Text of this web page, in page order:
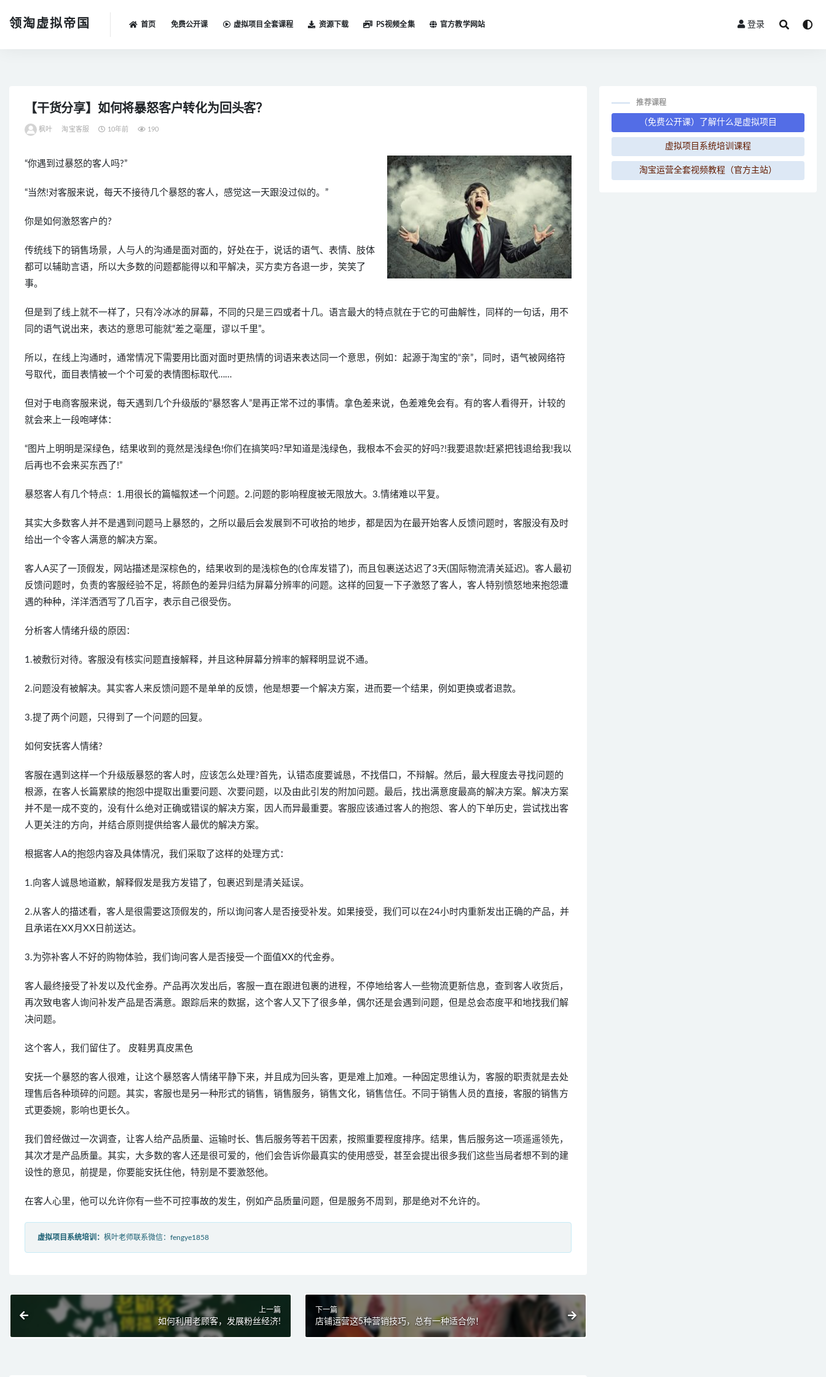
领淘虚拟帝国 首页 免费公开课 虚拟项目全套课程 资源下载 PS视频全集 官方教学网站 登录
【干货分享】如何将暴怒客户转化为回头客？
枫叶 淘宝客服 10年前 190
“你遇到过暴怒的客人吗?”
“当然!对客服来说，每天不接待几个暴怒的客人，感觉这一天跟没过似的。”
你是如何激怒客户的?
传统线下的销售场景，人与人的沟通是面对面的，好处在于，说话的语气、表情、肢体
都可以辅助言语，所以大多数的问题都能得以和平解决，买方卖方各退一步，笑笑了
事。
但是到了线上就不一样了，只有冷冰冰的屏幕，不同的只是三四或者十几。语言最大的特点就在于它的可曲解性，同样的一句话，用不
同的语气说出来，表达的意思可能就“差之毫厘，谬以千里”。
所以，在线上沟通时，通常情况下需要用比面对面时更热情的词语来表达同一个意思，例如：起源于淘宝的“亲”，同时，语气被网络符
号取代，面目表情被一个个可爱的表情图标取代……
但对于电商客服来说，每天遇到几个升级版的“暴怒客人”是再正常不过的事情。拿色差来说，色差难免会有。有的客人看得开，计较的
就会来上一段咆哮体：
“图片上明明是深绿色，结果收到的竟然是浅绿色!你们在搞笑吗?早知道是浅绿色，我根本不会买的好吗?!我要退款!赶紧把钱退给我!我以
后再也不会来买东西了!”
暴怒客人有几个特点：1.用很长的篇幅叙述一个问题。2.问题的影响程度被无限放大。3.情绪难以平复。
其实大多数客人并不是遇到问题马上暴怒的，之所以最后会发展到不可收拾的地步，都是因为在最开始客人反馈问题时，客服没有及时
给出一个令客人满意的解决方案。
客人A买了一顶假发，网站描述是深棕色的，结果收到的是浅棕色的(仓库发错了)，而且包裹送达迟了3天(国际物流清关延迟)。客人最初
反馈问题时，负责的客服经验不足，将颜色的差异归结为屏幕分辨率的问题。这样的回复一下子激怒了客人，客人特别愤怒地来抱怨遭
遇的种种，洋洋洒洒写了几百字，表示自己很受伤。
分析客人情绪升级的原因：
1.被敷衍对待。客服没有核实问题直接解释，并且这种屏幕分辨率的解释明显说不通。
2.问题没有被解决。其实客人来反馈问题不是单单的反馈，他是想要一个解决方案，进而要一个结果，例如更换或者退款。
3.提了两个问题，只得到了一个问题的回复。
如何安抚客人情绪?
客服在遇到这样一个升级版暴怒的客人时，应该怎么处理?首先，认错态度要诚恳，不找借口，不辩解。然后，最大程度去寻找问题的
根源，在客人长篇累牍的抱怨中提取出重要问题、次要问题，以及由此引发的附加问题。最后，找出满意度最高的解决方案。解决方案
并不是一成不变的，没有什么绝对正确或错误的解决方案，因人而异最重要。客服应该通过客人的抱怨、客人的下单历史，尝试找出客
人更关注的方向，并结合原则提供给客人最优的解决方案。
根据客人A的抱怨内容及具体情况，我们采取了这样的处理方式：
1.向客人诚恳地道歉，解释假发是我方发错了，包裹迟到是清关延误。
2.从客人的描述看，客人是很需要这顶假发的，所以询问客人是否接受补发。如果接受，我们可以在24小时内重新发出正确的产品，并
且承诺在XX月XX日前送达。
3.为弥补客人不好的购物体验，我们询问客人是否接受一个面值XX的代金券。
客人最终接受了补发以及代金券。产品再次发出后，客服一直在跟进包裹的进程，不停地给客人一些物流更新信息，查到客人收货后，
再次致电客人询问补发产品是否满意。跟踪后来的数据，这个客人又下了很多单，偶尔还是会遇到问题，但是总会态度平和地找我们解
决问题。
这个客人，我们留住了。 皮鞋男真皮黑色
安抚一个暴怒的客人很难，让这个暴怒客人情绪平静下来，并且成为回头客，更是难上加难。一种固定思维认为，客服的职责就是去处
理售后各种琐碎的问题。其实，客服也是另一种形式的销售，销售服务，销售文化，销售信任。不同于销售人员的直接，客服的销售方
式更委婉，影响也更长久。
我们曾经做过一次调查，让客人给产品质量、运输时长、售后服务等若干因素，按照重要程度排序。结果，售后服务这一项遥遥领先，
其次才是产品质量。其实，大多数的客人还是很可爱的，他们会告诉你最真实的使用感受，甚至会提出很多我们这些当局者想不到的建
设性的意见，前提是，你要能安抚住他，特别是不要激怒他。
在客人心里，他可以允许你有一些不可控事故的发生，例如产品质量问题，但是服务不周到，那是绝对不允许的。
虚拟项目系统培训： 枫叶老师联系微信：fengye1858
上一篇
如何利用老顾客，发展粉丝经济!
下一篇
店铺运营这5种营销技巧，总有一种适合你！
推荐课程
（免费公开课）了解什么是虚拟项目
虚拟项目系统培训课程
淘宝运营全套视频教程（官方主站）